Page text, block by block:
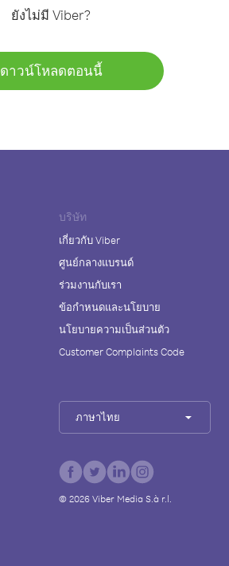
ยังไม่มี Viber?
ดาวน์โหลดตอนนี้
บริษัท
เกี่ยวกับ Viber
ศูนย์กลางแบรนด์
ร่วมงานกับเรา
ข้อกำหนดและนโยบาย
นโยบายความเป็นส่วนตัว
Customer Complaints Code
ภาษาไทย
© 2026Viber Media S.à r.l.